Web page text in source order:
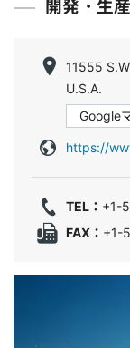
開発・生産
11555
U.S.A.
Google
https://
TEL： +1-
FAX： +1-